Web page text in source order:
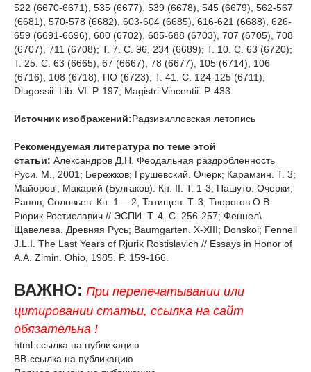
522 (6670-6671), 535 (6677), 539 (6678), 545 (6679), 562-567
(6681), 570-578 (6682), 603-604 (6685), 616-621 (6688), 626-
659 (6691-6696), 680 (6702), 685-688 (6703), 707 (6705), 708
(6707), 711 (6708); Т. 7. С. 96, 234 (6689); Т. 10. С. 63 (6720);
Т. 25. С. 63 (6665), 67 (6667), 78 (6677), 105 (6714), 106
(6716), 108 (6718), ПО (6723); Т. 41. С. 124-125 (6711);
Dlugossii. Lib. VI. Р. 197; Magistri Vincentii. Р. 433.
Источник изображений:Радзивилловская летопись
Рекомендуемая литература по теме этой
статьи: Александров Д.Н. Феодальная раздробленность
Руси. М., 2001; Бережков; Грушевский. Очерк; Карамзин. Т. 3;
Майоров', Макарий (Булгаков). Кн. II. Т. 1-3; Пашуто. Очерки;
Рапов; Соловьев. Кн. 1— 2; Татищев. Т. 3; Творогов О.В.
Рюрик Ростиславич // ЭСПИ. Т. 4. С. 256-257; Феннел\
Щавелева. Древняя Русь; Baumgarten. Х-ХIII; Donskoi; Fennell
J.L.I. The Last Years of Rjurik Rostislavich // Essays in Honor of
A.A. Zimin. Ohio, 1985. P. 159-166.
ВАЖНО: При перепечатывании или
цитировании статьи, ссылка на сайт
обязательна !
html-ссылка на публикацию
BB-ссылка на публикацию